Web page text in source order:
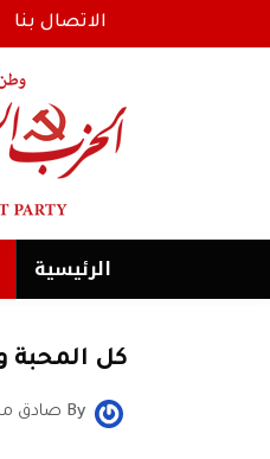
الاتصال بنا
الرئیسية
كل المحبة
By صادق